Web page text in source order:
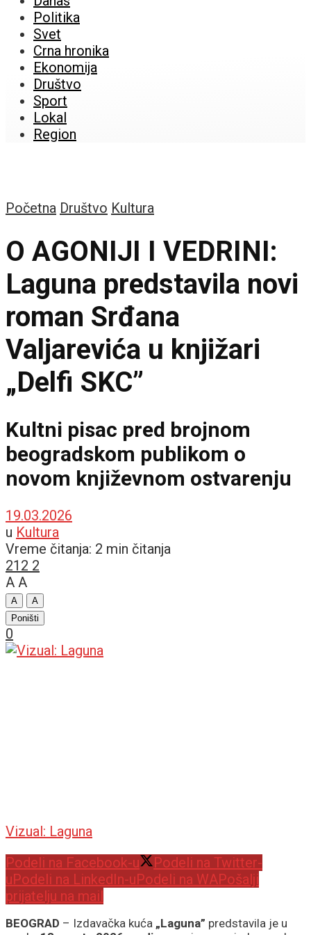
Politika
Svet
Crna hronika
Ekonomija
Društvo
Sport
Lokal
Region
Početna Društvo Kultura
O AGONIJI I VEDRINI:
Laguna predstavila novi
roman Srđana
Valjarevića u knjižari
„Delfi SKC”
Kultni pisac pred brojnom
beogradskom publikom o
novom književnom ostvarenju
19.03.2026
u Kultura
Vreme čitanja: 2 min čitanja
212 2
A A
A
A
Poništi
0
Vizual: Laguna
Podeli na Facebook-u
Podeli na Twitter-
u Podeli na LinkedIn-u Podeli na WAPošalji
prijatelju na mail
BEOGRAD – Izdavačka kuća „Laguna” predstavila je u